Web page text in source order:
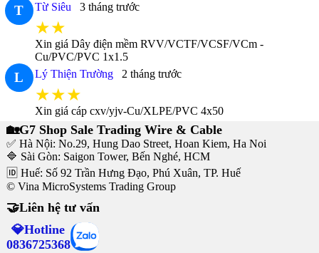
T Từ Siêu 3 tháng trước
★★
Xin giá Dây điện mềm RVV/VCTF/VCSF/VCm -
Cu/PVC/PVC 1x1.5
L Lý Thiện Trường 2 tháng trước
★★★
Xin giá cáp cxv/yjv-Cu/XLPE/PVC 4x50
🏡G7 Shop Sale Trading Wire & Cable
✅ Hà Nội: No.29, Hung Dao Street, Hoan Kiem, Ha Noi
🔷 Sài Gòn: Saigon Tower, Bến Nghé, HCM
🆔 Huế: Số 92 Trần Hưng Đạo, Phú Xuân, TP. Huế
© Vina MicroSystems Trading Group
🤝Liên hệ tư vấn
💎Hotline
0836725368